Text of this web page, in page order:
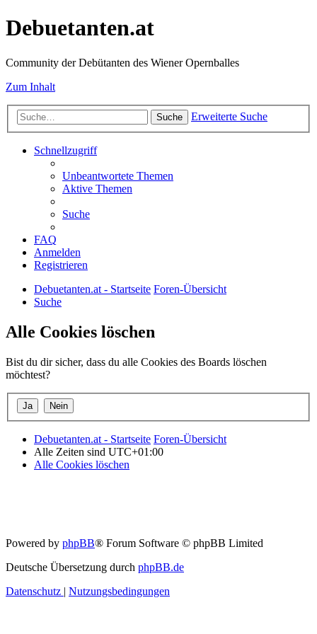
Debuetanten.at
Community der Debütanten des Wiener Opernballes
Zum Inhalt
Suche Erweiterte Suche
Schnellzugriff
Unbeantwortete Themen
Aktive Themen
Suche
FAQ
Anmelden
Registrieren
Debuetanten.at - Startseite Foren-Übersicht
Suche
Alle Cookies löschen
Bist du dir sicher, dass du alle Cookies des Boards löschen
möchtest?
Debuetanten.at - Startseite Foren-Übersicht
Alle Zeiten sind UTC+01:00
Alle Cookies löschen
Powered by phpBB® Forum Software © phpBB Limited
Deutsche Übersetzung durch phpBB.de
Datenschutz | Nutzungsbedingungen